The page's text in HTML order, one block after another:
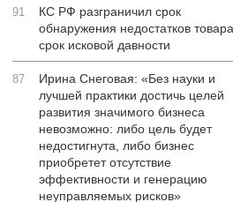
91
КС РФ разграничил срок
обнаружения недостатков
срок исковой давности
87
Ирина Снеговая: «Без науки и
лучшей практики достичь целей
развития значимого бизнеса
невозможно: либо цель будет
недостигнута, либо бизнес
приобретет отсутствие
эффективности и генерацию
неуправляемых рисков»